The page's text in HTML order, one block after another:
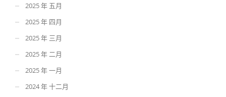
2025 年 五月
2025 年 四月
2025 年 三月
2025 年 二月
2025 年 一月
2024 年 十二月